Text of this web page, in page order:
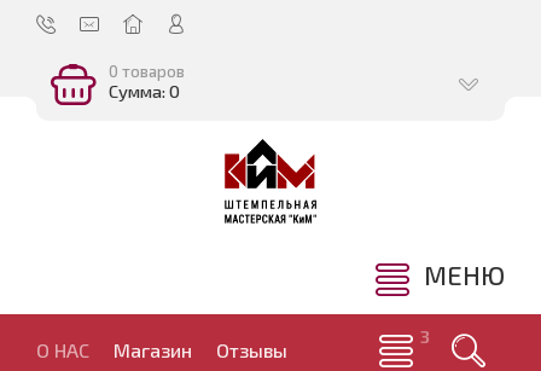
0 товаров
Сумма: 0
МЕНЮ
О НАС Магазин Отзывы